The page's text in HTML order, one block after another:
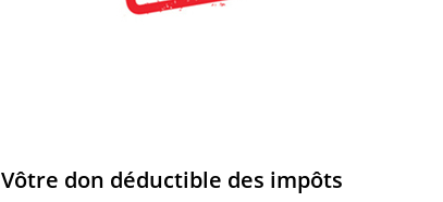
Vôtre don déductible des impôts